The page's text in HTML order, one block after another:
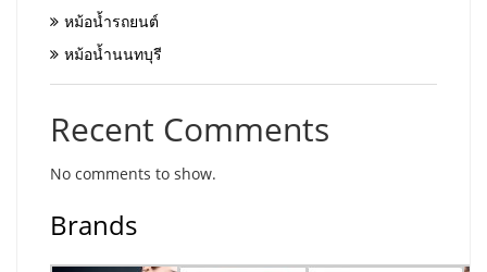
หม้อน้ำรถยนต์
หม้อน้ำนนทบุรี
Recent Comments
No comments to show.
Brands